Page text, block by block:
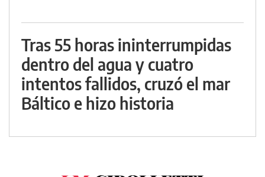
Tras 55 horas ininterrumpidas
dentro del agua y cuatro
intentos fallidos, cruzó el mar
Báltico e hizo historia